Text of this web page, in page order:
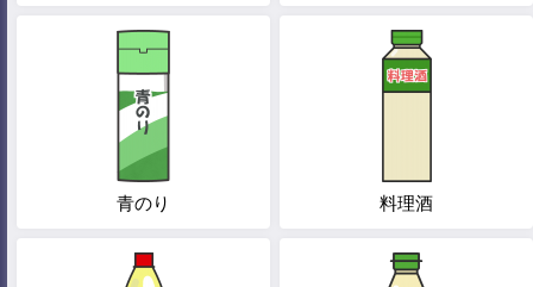
青のり 料理酒